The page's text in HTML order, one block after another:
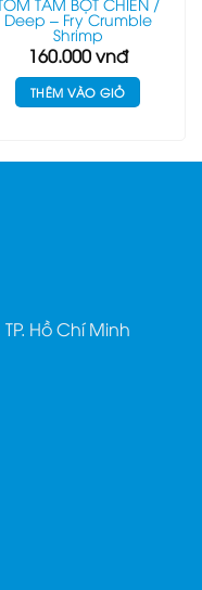
Deep – Fry Crumble
Shrimp
160.000vnđ
THÊM VÀO GIỎ
Hồ Chí Minh